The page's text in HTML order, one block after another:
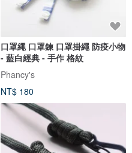
口罩繩 口罩鍊 口罩掛繩 防疫小物
- 藍白經典 - 手作 格紋
Phancy's
NT$ 180